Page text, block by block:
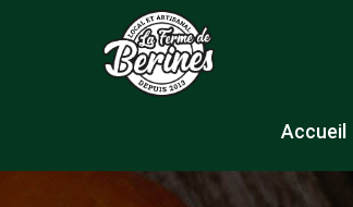
Accueil